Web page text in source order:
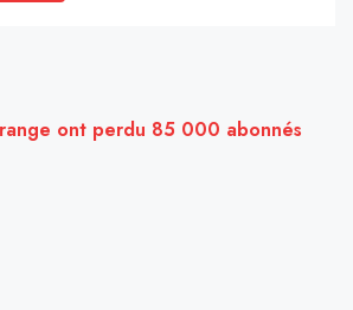
ont perdu 85 000 abonnés